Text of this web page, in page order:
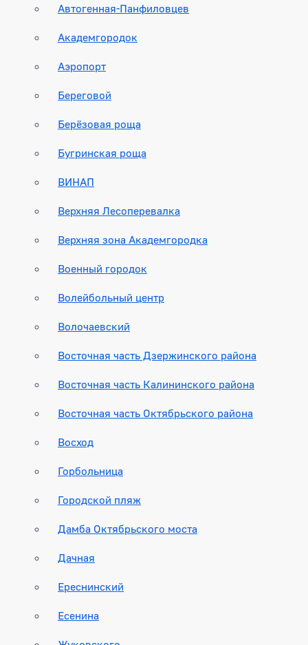
Автогенная-Панфиловцев
Академгородок
Аэропорт
Береговой
Берёзовая роща
Бугринская роща
ВИНАП
Верхняя Лесоперевалка
Верхняя зона Академгородка
Военный городок
Волейбольный центр
Волочаевский
Восточная часть Дзержинского района
Восточная часть Калининского района
Восточная часть Октябрьского района
Восход
Горбольница
Городской пляж
Дамба Октябрьского моста
Дачная
Ереснинский
Есенина